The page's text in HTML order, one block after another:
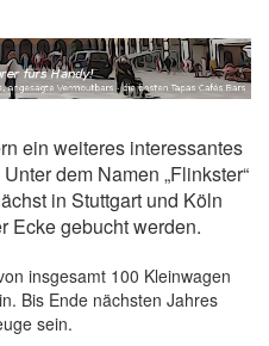
ein weiteres interessantes
dem Namen „Flinkster“
in Stuttgart und Köln
Ecke gebucht werden.
insgesamt 100 Kleinwagen
Bis Ende nächsten Jahres
sein.